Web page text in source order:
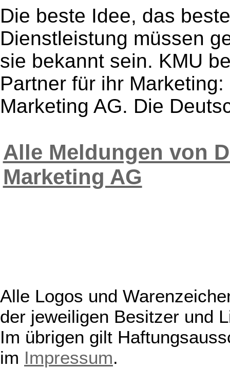
Die beste Idee, das
Dienstleistung müssen
sie bekannt sein. KMU
Partner für ihr
Marketing AG. Die
Alle Meldungen von
Marketing AG
Alle Logos und
der jeweiligen Besitzer und
Im übrigen gilt
im Impressum.